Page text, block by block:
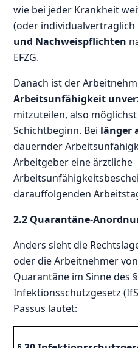
wie bei jeder Krankheit
(oder
und Nachweispflichten
EFZG.
Danach ist der
Arbeitsunfähigkeit
mitzuteilen, also
Schichtbeginn. Bei länger
dauernder
Arbeitgeber eine ärztliche
darauffolgenden
2.2 Quarantäne-
Anders sieht die
oder die Arbeitnehmer
Quarantäne im Sinne des
Infektionsschutzgesetz
Passus lautet: